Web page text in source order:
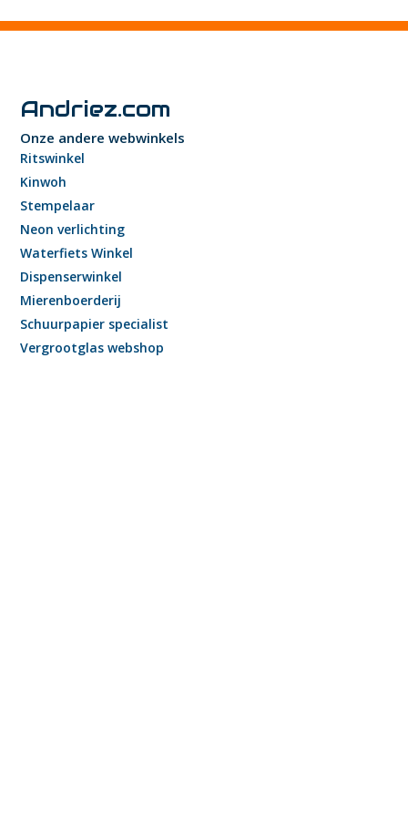
Andriez.com
Onze andere webwinkels
Ritswinkel
Kinwoh
Stempelaar
Neon verlichting
Waterfiets Winkel
Dispenserwinkel
Mierenboerderij
Schuurpapier specialist
Vergrootglas webshop